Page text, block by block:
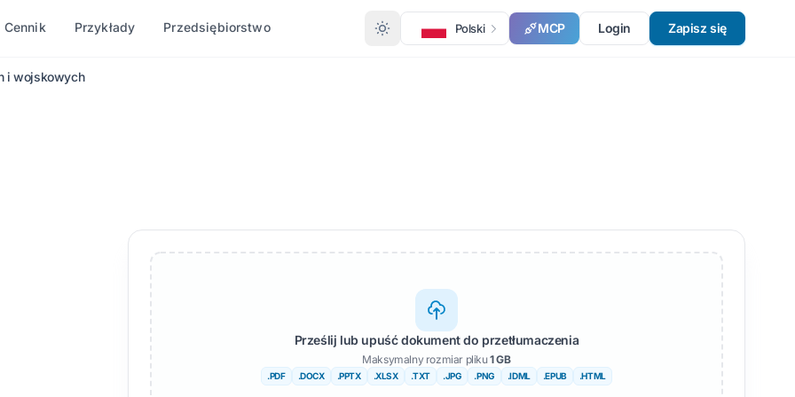
InDesign do PDF
XLSX do PDF
TXT do XLSX
JPG do PDF
JPEG do PDF
Hebrajski
Amharski
Cennik Przykłady Przedsiębiorstwo Polski MCP Login Zapisz się
i wojskowych
Prześlij lub upuść dokument do przetłumaczenia
Maksymalny rozmiar pliku1 GB
.PDF .DOCX .PPTX .XLSX .TXT .JPG .PNG .IDML .EPUB .HTML